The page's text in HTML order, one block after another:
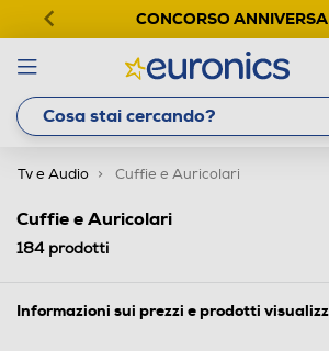
CONCORSO
Tv e Audio Cuffie e Auricolari
Cuffie e Auricolari
184prodotti
Informazioni sui prezzi e prodotti